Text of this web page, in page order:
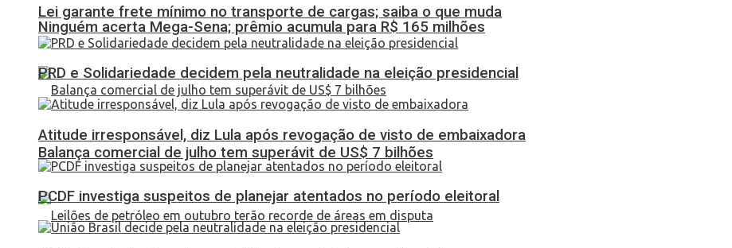
Ninguém acerta Mega-Sena; prêmio acumula para R$ 165 milhões
Balança comercial de julho tem superávit de US$ 7 bilhões
Lei garante frete mínimo no transporte de cargas; saiba o que muda
PRD e Solidariedade decidem pela neutralidade na eleição presidencial
Atitude irresponsável, diz Lula após revogação de visto de embaixadora
PCDF investiga suspeitos de planejar atentados no período eleitoral